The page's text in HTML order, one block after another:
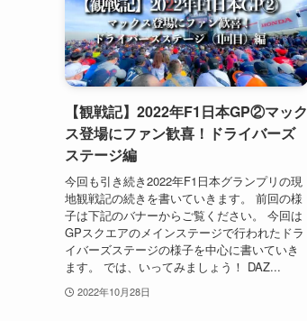
【観戦記】2022年F1日本GP②マック
ス登場にファン歓喜！ドライバーズ
ステージ編
今回も引き続き2022年F1日本グランプリの現
地観戦記の続きを書いていきます。 前回の様
子は下記のバナーからご覧ください。 今回は
GPスクエアのメインステージで行われたドラ
イバーズステージの様子を中心に書いていき
ます。 では、いってみましょう！ DAZ...
2022年10月28日